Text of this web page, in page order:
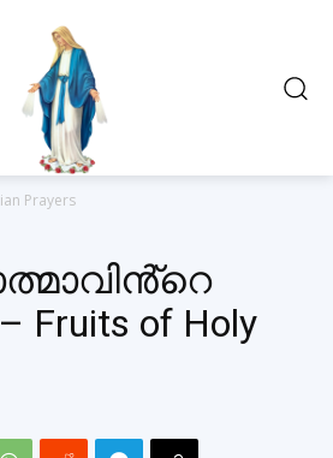
Prayers
of Holy